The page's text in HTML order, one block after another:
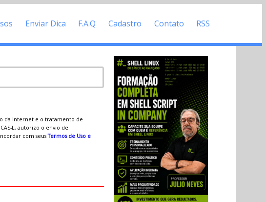
Enviar Dica F.A.Q Cadastro Contato RSS
da Internet e o tratamento de
L, autorizo o envio de
com seusTermos de Uso e